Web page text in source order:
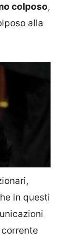
colposo,
alla
in questi